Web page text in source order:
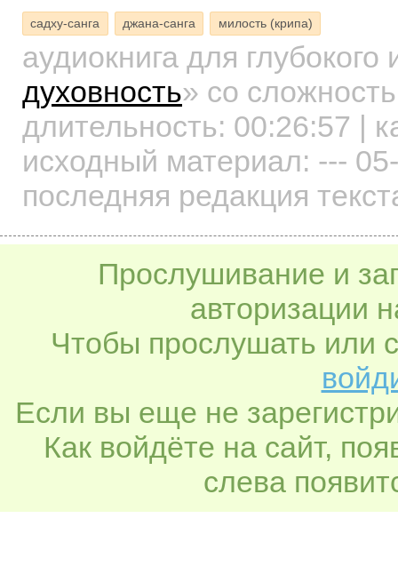
садху-санга джана-санга милость (крипа)
аудиокнига для
духовность» со
длительность: 00:26:57 |
исходный материал: ---
последняя редакция
Прослушивание и
авторизации
Чтобы прослушать или
Если вы еще не
Как войдёте на сайт,
слева